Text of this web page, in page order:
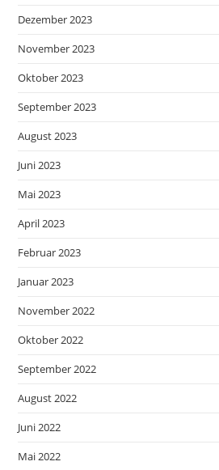
Dezember 2023
November 2023
Oktober 2023
September 2023
August 2023
Juni 2023
Mai 2023
April 2023
Februar 2023
Januar 2023
November 2022
Oktober 2022
September 2022
August 2022
Juni 2022
Mai 2022